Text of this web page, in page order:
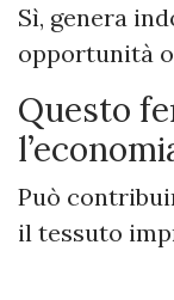
Sì, genera
opportunità
Questo
Può
il tessuto